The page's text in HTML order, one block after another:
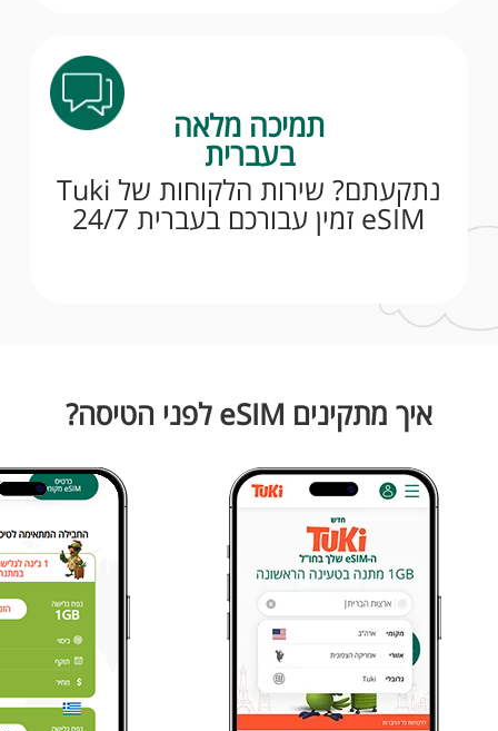
תמיכה מלאה
בעברית
נתקעתם? שירות הלקוחות של Tuki
eSIM זמין עבורכם בעברית 24/7
איך מתקינים eSIM לפני הטיסה?